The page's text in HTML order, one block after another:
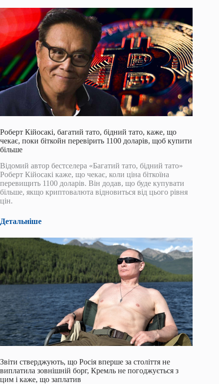
Роберт Кійосакі, багатий тато, бідний тато, каже, що
чекає, поки біткойн перевірить 1100 доларів, щоб купити
більше
Відомий автор бестселера «Багатий тато, бідний тато»
Роберт Кійосакі каже, що чекає, коли ціна біткоїна
перевищить 1100 доларів. Він додав, що буде купувати
більше, якщо криптовалюта відновиться від цього рівня
цін.
Детальніше
Звіти стверджують, що Росія вперше за століття не
виплатила зовнішній борг, Кремль не погоджується з
цим і каже, що заплатив